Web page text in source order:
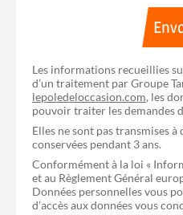
Les informations recueillies
d’un traitement par Groupe
lepoledeloccasion.com, les
pouvoir traiter les demandes
Elles ne sont pas transmises à
conservées pendant 3 ans.
Conformément à la loi «
et au Règlement Général
Données personnelles vous
d’accès aux données vous